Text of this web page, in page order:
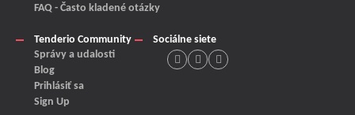
FAQ - Často kladené otázky
Tenderio Community
Správy a udalosti
Blog
Prihlásiť sa
Sign Up
Sociálne siete